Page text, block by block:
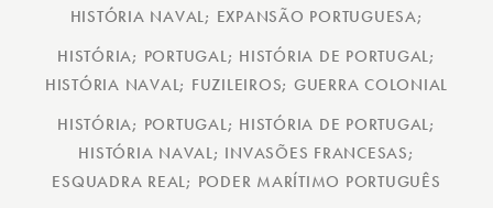
HISTÓRIA NAVAL; EXPANSÃO PORTUGUESA;
HISTÓRIA; PORTUGAL; HISTÓRIA DE PORTUGAL;
HISTÓRIA NAVAL; FUZILEIROS; GUERRA COLONIAL
HISTÓRIA; PORTUGAL; HISTÓRIA DE PORTUGAL;
HISTÓRIA NAVAL; INVASÕES FRANCESAS;
ESQUADRA REAL; PODER MARÍTIMO PORTUGUÊS